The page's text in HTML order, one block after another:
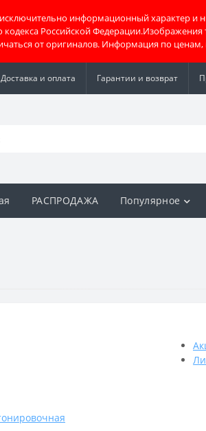
информационный характер и
Российской
от оригиналов. Информация по
Доставка и оплата Гарантии и возврат
РАСПРОДАЖА Популярное